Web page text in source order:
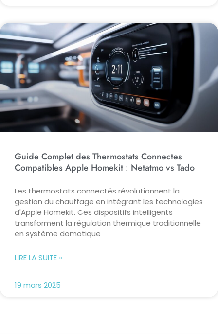
Guide Complet des Thermostats Connectes
Compatibles Apple Homekit : Netatmo vs Tado
Les thermostats connectés révolutionnent la
gestion du chauffage en intégrant les technologies
d'Apple Homekit. Ces dispositifs intelligents
transforment la régulation thermique traditionnelle
en système domotique
LIRE LA SUITE »
19 mars 2025